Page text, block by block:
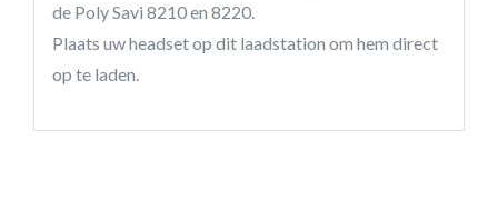
de Poly Savi 8210 en 8220.
Plaats uw headset op dit laadstation om hem direct
op te laden.